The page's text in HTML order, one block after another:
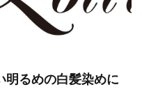
明るめの白髪染めに